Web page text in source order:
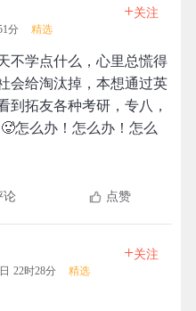
分 精选
+关注
不学点什么，心里总慌得
会给淘汰掉，本想通过英
到拓友各种考研，专八，
怎么办！怎么办！怎么
点赞
22时28分 精选
+关注